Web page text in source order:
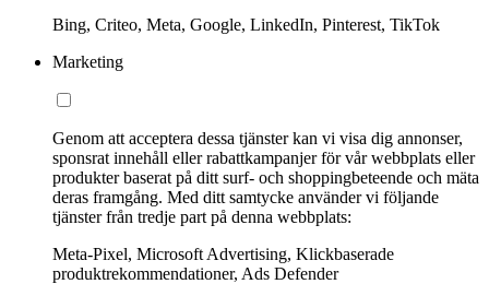
Bing, Criteo, Meta, Google, LinkedIn, Pinterest, TikTok
Marketing
Genom att acceptera dessa tjänster kan vi visa dig annonser,
sponsrat innehåll eller rabattkampanjer för vår webbplats eller
produkter baserat på ditt surf- och shoppingbeteende och mäta
deras framgång. Med ditt samtycke använder vi följande
tjänster från tredje part på denna webbplats:
Meta-Pixel, Microsoft Advertising, Klickbaserade
produktrekommendationer, Ads Defender